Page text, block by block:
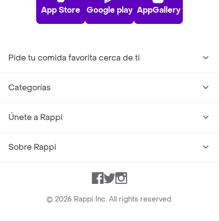
App Store Google play AppGallery
Pide tu comida favorita cerca de ti
Categorías
Únete a Rappi
Sobre Rappi
Facebook
TwitterInstagram
© 2026 Rappi Inc. All rights reserved.